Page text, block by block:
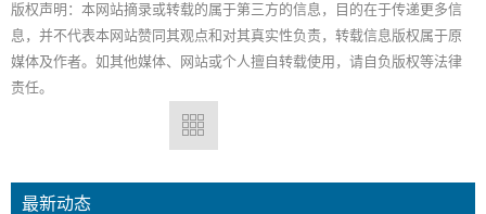
版权声明：本网站摘录或转载的属于第三方的信息，目的在于传递更多信
息，并不代表本网站赞同其观点和对其真实性负责，转载信息版权属于原
媒体及作者。如其他媒体、网站或个人擅自转载使用，请自负版权等法律
责任。
最新动态